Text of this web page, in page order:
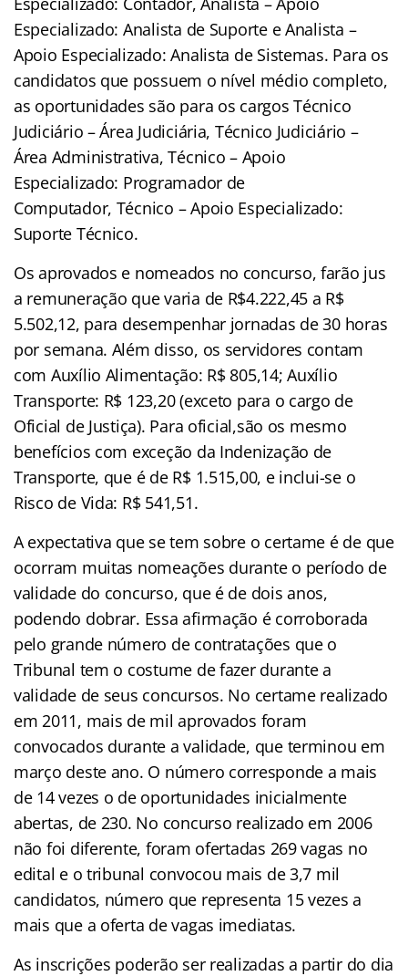
Especializado: Analista de Suporte e Analista –
Apoio Especializado: Analista de Sistemas. Para os
candidatos que possuem o nível médio completo,
as oportunidades são para os cargos Técnico
Judiciário – Área Judiciária, Técnico Judiciário –
Área Administrativa, Técnico – Apoio
Especializado: Programador de
Computador, Técnico – Apoio Especializado:
Suporte Técnico.
Os aprovados e nomeados no concurso, farão jus
a remuneração que varia de R$4.222,45 a R$
5.502,12, para desempenhar jornadas de 30 horas
por semana. Além disso, os servidores contam
com Auxílio Alimentação: R$ 805,14; Auxílio
Transporte: R$ 123,20 (exceto para o cargo de
Oficial de Justiça). Para oficial,são os mesmo
benefícios com exceção da Indenização de
Transporte, que é de R$ 1.515,00, e inclui-se o
Risco de Vida: R$ 541,51.
A expectativa que se tem sobre o certame é de que
ocorram muitas nomeações durante o período de
validade do concurso, que é de dois anos,
podendo dobrar. Essa afirmação é corroborada
pelo grande número de contratações que o
Tribunal tem o costume de fazer durante a
validade de seus concursos. No certame realizado
em 2011, mais de mil aprovados foram
convocados durante a validade, que terminou em
março deste ano. O número corresponde a mais
de 14 vezes o de oportunidades inicialmente
abertas, de 230. No concurso realizado em 2006
não foi diferente, foram ofertadas 269 vagas no
edital e o tribunal convocou mais de 3,7 mil
candidatos, número que representa 15 vezes a
mais que a oferta de vagas imediatas.
As inscrições poderão ser realizadas a partir do dia